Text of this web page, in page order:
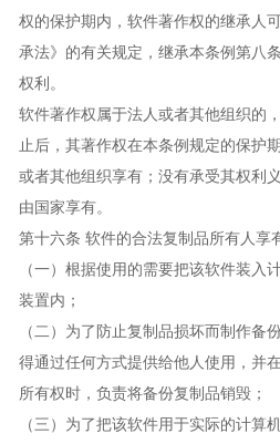
权的保护期内，软件著作权的继承人
承法》的有关规定，继承本条例第八
权利。
软件著作权属于法人或者其他组织的
止后，其著作权在本条例规定的保护
或者其他组织享有；没有承受其权利
由国家享有。
第十六条 软件的合法复制品所有人享
（一）根据使用的需要把该软件装入
装置内；
（二）为了防止复制品损坏而制作备
得通过任何方式提供给他人使用，并
所有权时，负责将备份复制品销毁；
（三）为了把该软件用于实际的计算